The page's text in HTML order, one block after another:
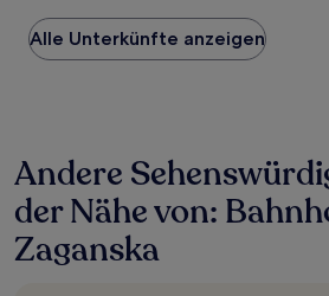
Preis
pro
Nacht,
24 Stunden
für
einen
mit
Alle Unterkünfte anzeigen
Andere
der Nähe von:
Zaganska